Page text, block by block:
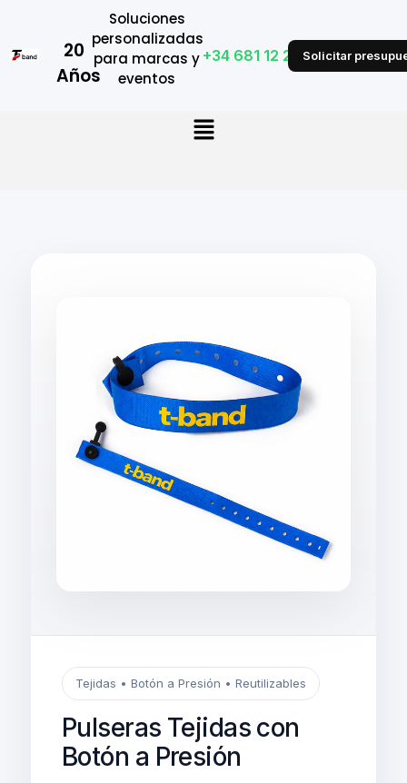
20
Años
Soluciones
personalizadas
para marcas y
eventos
+34 681 12 28 53Solicitar
Tejidas • Botón a Presión • Reutilizables
Pulseras Tejidas con
Botón a Presión